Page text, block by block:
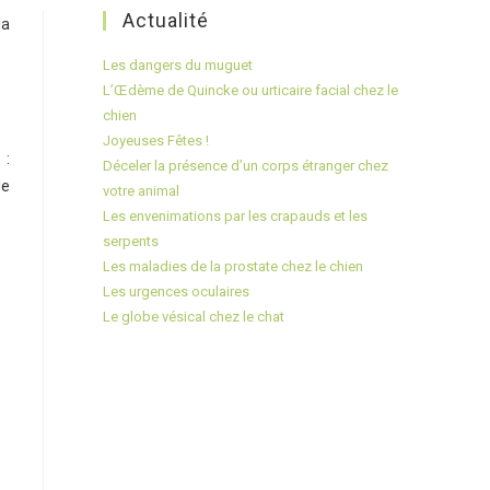
:
Actualité
Les dangers du muguet
L’Œdème de Quincke ou urticaire facial chez le
chien
Joyeuses Fêtes !
Déceler la présence d’un corps étranger chez
votre animal
Les envenimations par les crapauds et les
serpents
Les maladies de la prostate chez le chien
Les urgences oculaires
Le globe vésical chez le chat